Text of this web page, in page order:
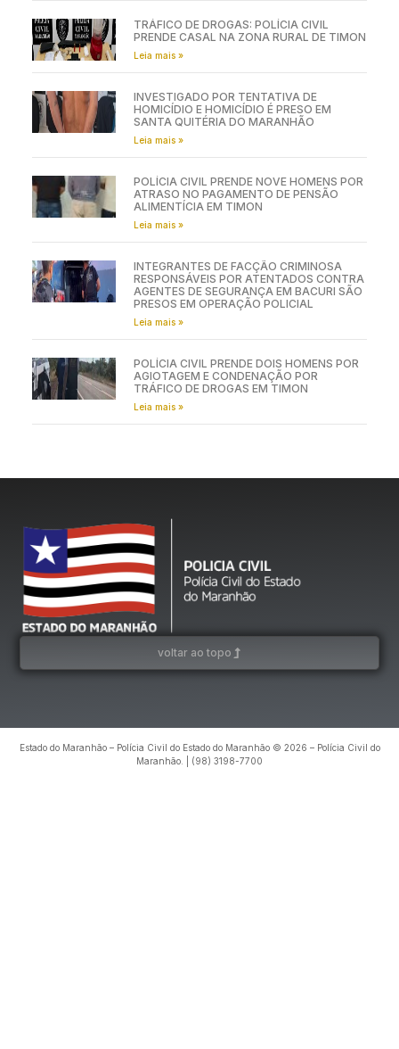
TRÁFICO DE DROGAS: POLÍCIA CIVIL
PRENDE CASAL NA ZONA RURAL DE TIMON
Leia mais »
INVESTIGADO POR TENTATIVA DE
HOMICÍDIO E HOMICÍDIO É PRESO EM
SANTA QUITÉRIA DO MARANHÃO
Leia mais »
POLÍCIA CIVIL PRENDE NOVE HOMENS POR
ATRASO NO PAGAMENTO DE PENSÃO
ALIMENTÍCIA EM TIMON
Leia mais »
INTEGRANTES DE FACÇÃO CRIMINOSA
RESPONSÁVEIS POR ATENTADOS CONTRA
AGENTES DE SEGURANÇA EM BACURI SÃO
PRESOS EM OPERAÇÃO POLICIAL
Leia mais »
POLÍCIA CIVIL PRENDE DOIS HOMENS POR
AGIOTAGEM E CONDENAÇÃO POR
TRÁFICO DE DROGAS EM TIMON
Leia mais »
voltar ao topo
Estado do Maranhão – Polícia Civil do Estado do Maranhão © 2026 – Polícia Civil do
Maranhão. | (98) 3198-7700